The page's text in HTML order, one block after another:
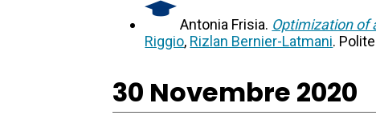
Antonia Frisia. Optimization of
Riggio, Rizlan Bernier-Latmani.
30 Novembre 2020